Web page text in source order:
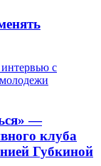
—
клуба
Губкиной